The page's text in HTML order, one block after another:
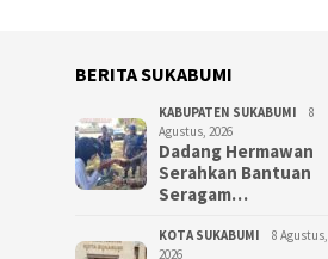
BERITA SUKABUMI
KABUPATEN SUKABUMI
8
Agustus, 2026
Dadang Hermawan
Serahkan Bantuan
Seragam…
KOTA SUKABUMI
8 Agustus,
2026